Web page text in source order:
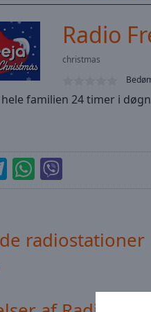
Radio
christmas
familien 24 timer i
radiostationer